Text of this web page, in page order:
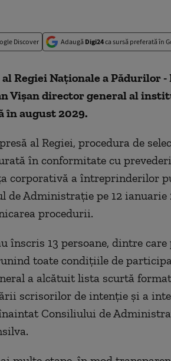
Discover Adaugă Digi24ca sursă preferată în
Regiei Naţionale a Pădurilor -
Vişan director general al
în august 2029.
al Regiei, procedura de
în conformitate cu
corporativă a întreprinderilor
de Administraţie pe 12
procedurii.
înscris 13 persoane, dintre
toate condiţiile de
a alcătuit lista scurtă
scrisorilor de intenţie şi a
Consiliului de